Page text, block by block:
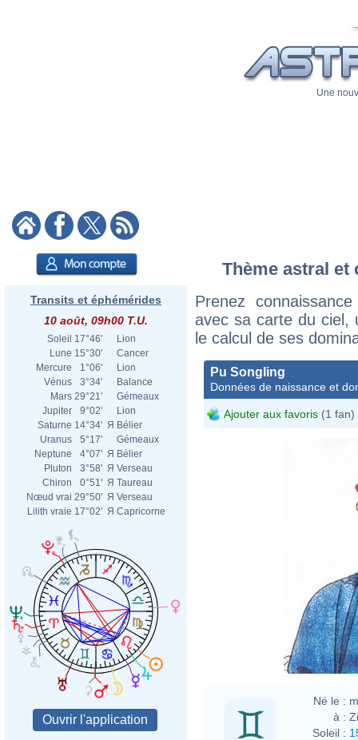
Une
Transits et éphémérides
10 août, 09h00 T.U.
Soleil 17°46'
Lion
Lune 15°30'
Cancer
Mercure
1°06'
Lion
Vénus
3°34'
Balance
Mars 29°21'
Gémeaux
Jupiter
9°02'
Lion
Saturne 14°34' Я Bélier
Uranus
5°17'
Gémeaux
Neptune
4°07' Я Bélier
Pluton
3°58' Я Verseau
Chiron
0°51' Я Taureau
Nœud vrai 29°50' Я Verseau
Lilith vraie 17°02' Я Capricorne
Thème astral et
Prenez
avec sa carte du ciel,
le calcul de ses
Pu Songling
Données de naissance et
Ajouter aux favoris (1 fan)
Né le :
à :
Soleil :